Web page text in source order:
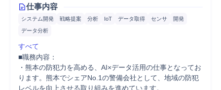
仕事内容
システム開発 戦略提案 分析 IoT データ取得 センサ
開発
データ分析
すべて
■職務内容：
・熊本の防犯力を高める、AI×データ活用の仕事となってお
ります。熊本でシェアNo.1の警備会社として、地域の防犯
レベルを向上させる取り組みを進めています。